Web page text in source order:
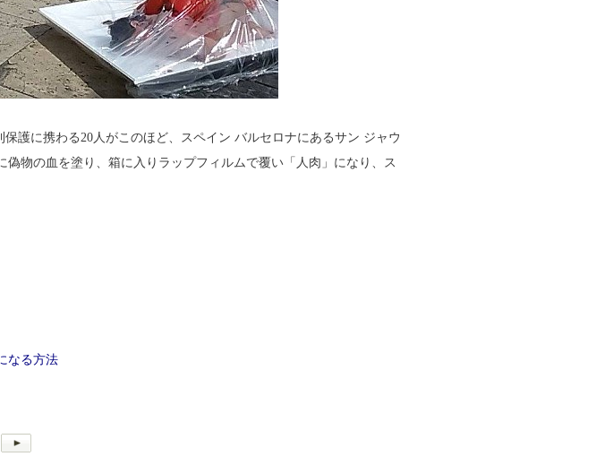
護に携わる20人がこのほど、スペイン バルセロナにあるサン ジャウ
物の血を塗り、箱に入りラップフィルムで覆い「人肉」になり、ス
なる方法